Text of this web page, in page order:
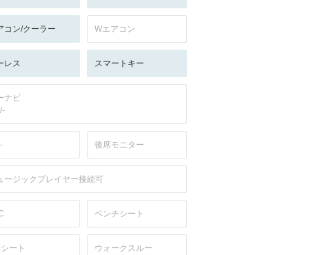
コン/クーラー Wエアコン
レス スマートキー
ナビ
後席モニター
ージックプレイヤー接続可
ベンチシート
ート ウォークスルー